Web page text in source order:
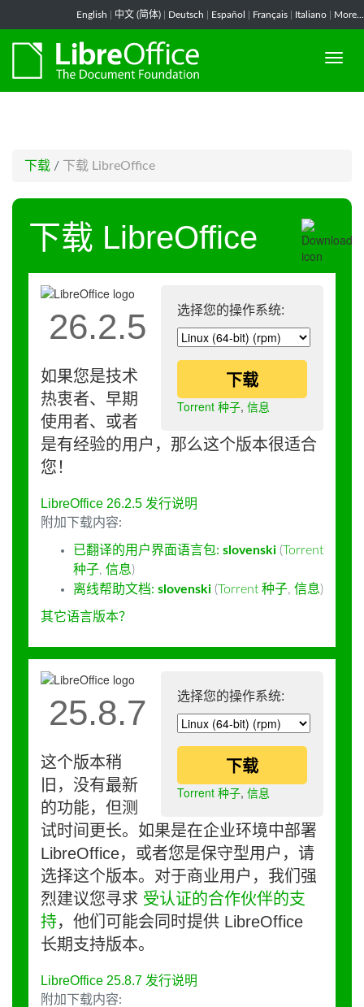
English 中文 (简体) Deutsch Español Français Italiano More...
下载 / 下载 LibreOffice
下载 LibreOffice
选择您的操作系统:
下载
Torrent 种子, 信息
26.2.5
如果您是技术
热衷者、早期
使用者、或者
是有经验的用户，那么这个版本很适合
您！
LibreOffice 26.2.5 发行说明
附加下载内容:
已翻译的用户界面语言包: slovenski (Torrent
种子, 信息)
离线帮助文档: slovenski (Torrent 种子, 信息)
其它语言版本？
选择您的操作系统:
下载
Torrent 种子, 信息
25.8.7
这个版本稍
旧，没有最新
的功能，但测
试时间更长。如果是在企业环境中部署
LibreOffice，或者您是保守型用户，请
选择这个版本。对于商业用户，我们强
烈建议您寻求 受认证的合作伙伴的支
持，他们可能会同时提供 LibreOffice
长期支持版本。
LibreOffice 25.8.7 发行说明
附加下载内容: